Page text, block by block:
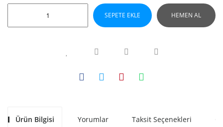
SEPETE EKLE HEMEN AL
Ürün Bilgisi Yorumlar Taksit Seçenekleri